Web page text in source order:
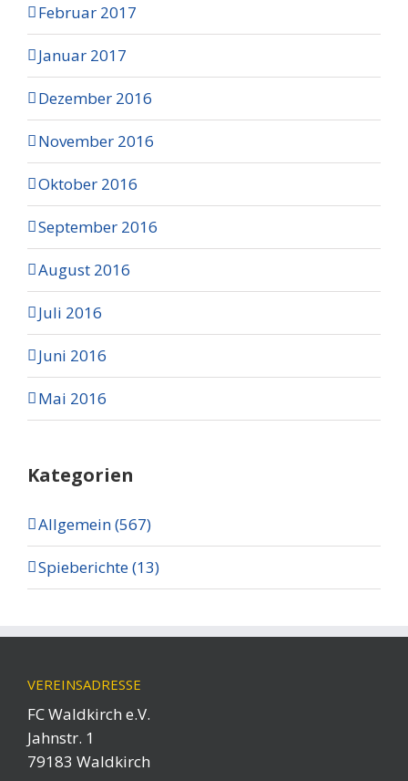
Februar 2017
Januar 2017
Dezember 2016
November 2016
Oktober 2016
September 2016
August 2016
Juli 2016
Juni 2016
Mai 2016
Kategorien
Allgemein (567)
Spieberichte (13)
VEREINSADRESSE
FC Waldkirch e.V.
Jahnstr. 1
79183 Waldkirch